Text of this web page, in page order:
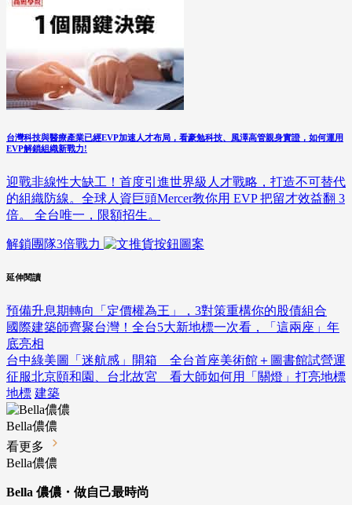
台灣科技與醫療產業已經EVP加速人才布局，看豪勉科技、風澤高管親身實證，如何運用
EVP解鎖組織新戰力!
迎戰非線性大缺工！首度引進世界級人才戰略，打造不可替代
的組織防線。全球人資巨頭Mercer教你用 EVP 把留才效益翻 3
倍。 全台唯一，限額招生。
解鎖團隊3倍戰力
延伸閱讀
預備升息期轉向「定價權為王」，3對策重構你的股債組合
國際建築師齊聚台灣！全台5大新地標一次看，「這兩座」年
底亮相
台中綠美圖「迷航感」開箱 全台首座美術館＋圖書館試營運
征服北京頤和園、台北故宮 看大師如何用「關燈」打亮地標
地標 建築
Bella儂儂
看更多
Bella儂儂
Bella 儂儂・做自己最時尚